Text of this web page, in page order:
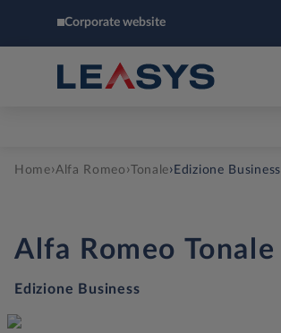
Corporate website
Home›Alfa Romeo › Tonale› Edizione Business
Alfa Romeo Tonale
Edizione Business